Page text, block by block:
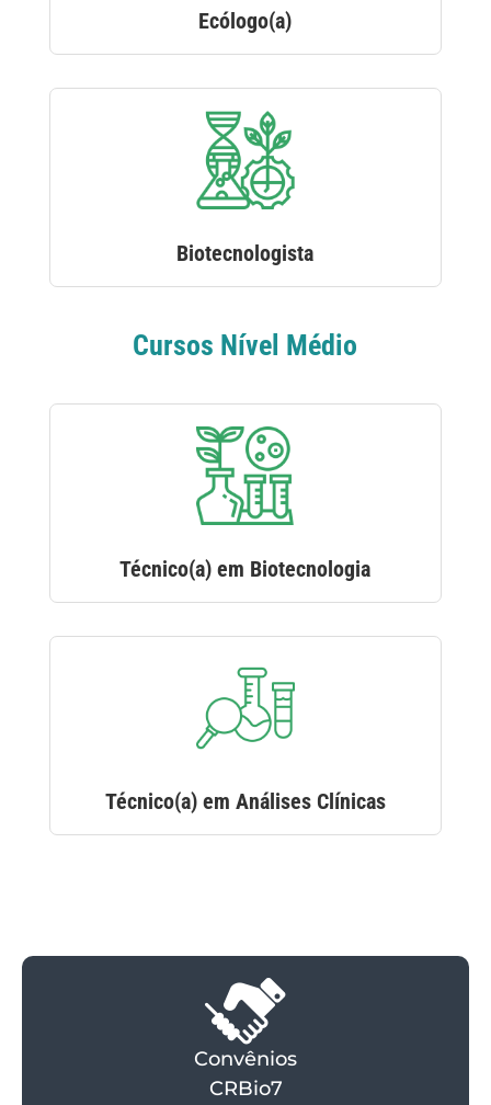
Ecólogo(a)
Biotecnologista
Cursos Nível Médio
Técnico(a) em Biotecnologia
Técnico(a) em Análises Clínicas
Convênios
CRBio7